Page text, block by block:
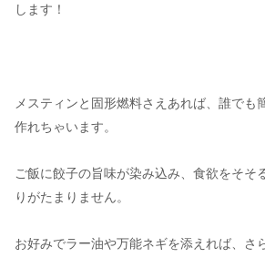
します！
メスティンと固形燃料さえあれば、誰でも
作れちゃいます。
ご飯に餃子の旨味が染み込み、食欲をそそ
りがたまりません。
お好みでラー油や万能ネギを添えれば、さ